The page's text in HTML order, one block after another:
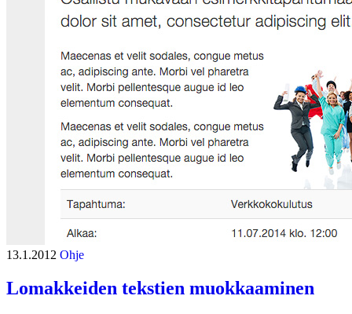
13.1.2012 Ohje
Lomakkeiden tekstien muokkaaminen